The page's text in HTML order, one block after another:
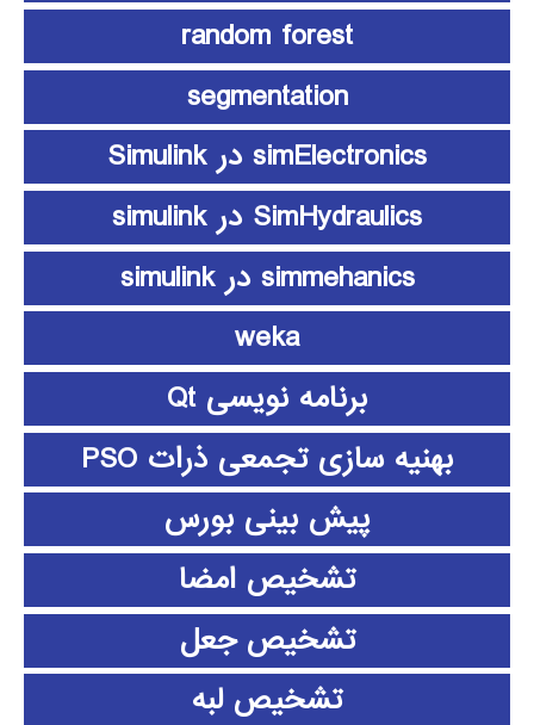
random forest
segmentation
simElectronics در Simulink
SimHydraulics در simulink
simmehanics در simulink
weka
برنامه نویسی Qt
بهنیه سازی تجمعی ذرات PSO
پیش بینی بورس
تشخیص امضا
تشخیص جعل
تشخیص لبه